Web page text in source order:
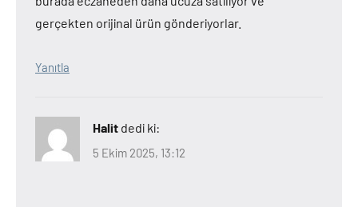
gerçekten orijinal ürün gönderiyorlar.
Yanıtla
Halit dedi ki:
5 Ekim 2025, 13:12